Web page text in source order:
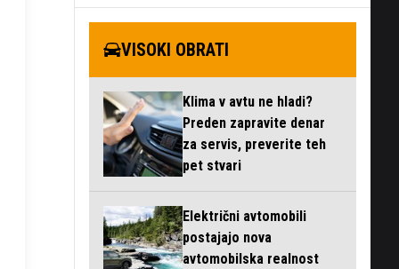
VISOKI OBRATI
Klima v avtu ne hladi?
Preden zapravite denar
za servis, preverite teh
pet stvari
Električni avtomobili
postajajo nova
avtomobilska realnost